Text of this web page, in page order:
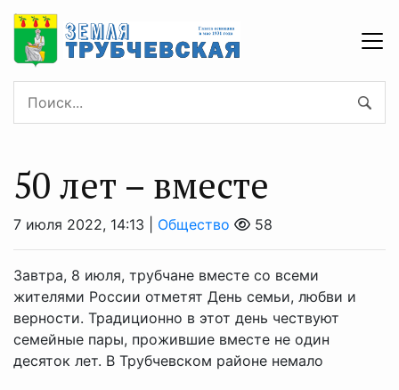
50 лет – вместе
7 июля 2022, 14:13 | Общество 58
Завтра, 8 июля, трубчане вместе со всеми
жителями России отметят День семьи, любви и
верности. Традиционно в этот день чествуют
семейные пары, прожившие вместе не один
десяток лет. В Трубчевском районе немало